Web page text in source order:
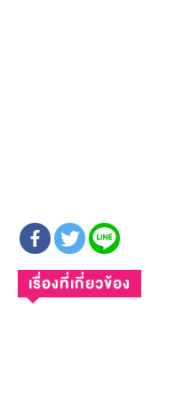
เรื่องที่เกี่ยวข้อง